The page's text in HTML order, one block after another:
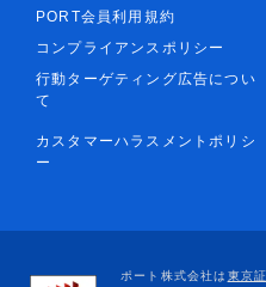
PORT会員利用規約
コンプライアンスポリシー
行動ターゲティング広告につい
て
カスタマーハラスメントポリシ
ー